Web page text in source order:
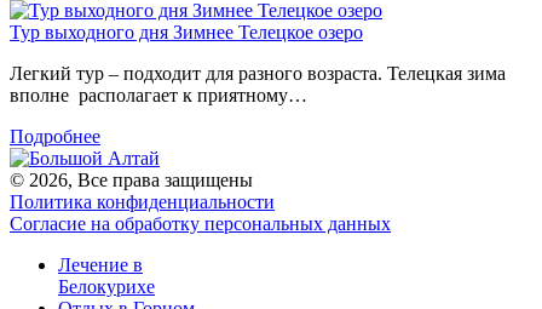
Тур выходного дня Зимнее Телецкое озеро
Легкий тур – подходит для разного возраста. Телецкая зима
вполне располагает к приятному…
Подробнее
© 2026, Все права защищены
Политика конфиденциальности
Согласие на обработку персональных данных
Лечение в
Белокурихе